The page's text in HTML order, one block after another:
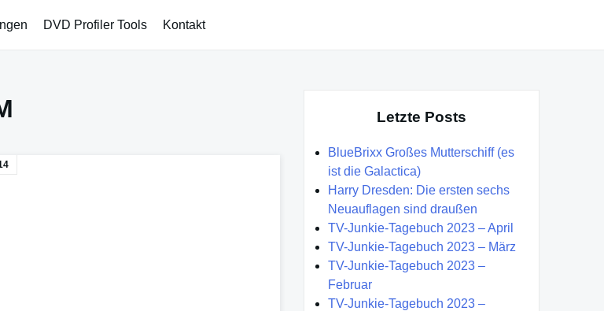
DVD Profiler Tools Kontakt
Letzte Posts
BlueBrixx Großes Mutterschiff (es
ist die Galactica)
Harry Dresden: Die ersten sechs
Neuauflagen sind draußen
TV-Junkie-Tagebuch 2023 – April
TV-Junkie-Tagebuch 2023 – März
TV-Junkie-Tagebuch 2023 –
Februar
TV-Junkie-Tagebuch 2023 –